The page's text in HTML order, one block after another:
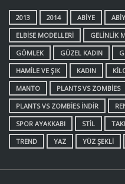
2013 2014 ABIYE
ELBISE MODELLERI
GELINLIK
GÖMLEK
GÜZEL KADIN
HAMILE VE ŞIK
KADIN
MANTO
PLANTS VS ZOMBIES
PLANTS VS ZOMBIES INDIR
SPOR AYAKKABI
STIL
TREND
YAZ YÜZ ŞEKLI